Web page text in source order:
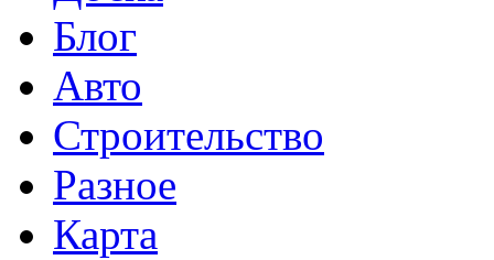
Блог
Авто
Строительство
Разное
Карта